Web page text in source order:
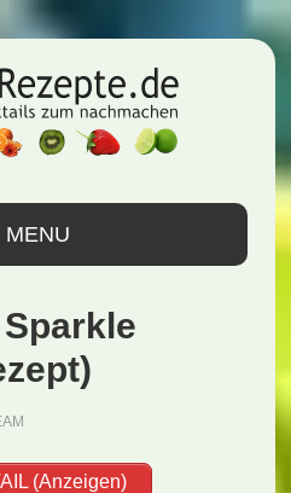
MENU
(Anzeigen)